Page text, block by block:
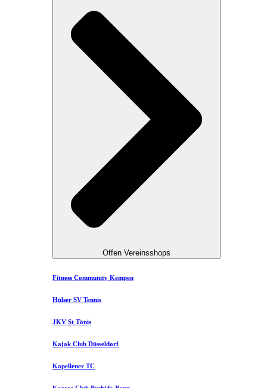
Offen Vereinsshops
Fitness Community Kempen
Hülser SV Tennis
JKV St Tönis
Kajak Club Düsseldorf
Kapellener TC